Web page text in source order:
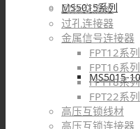
MS5015系列
MS5015-
欧标交流枪
过孔连接器
金属信号连接器
FPT12系列
FPT16系列
FPT18系列
FPT22系列
高压互锁线材
高压互锁连接器